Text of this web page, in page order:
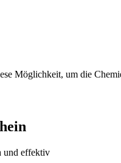
Möglichkeit, um die
und effektiv